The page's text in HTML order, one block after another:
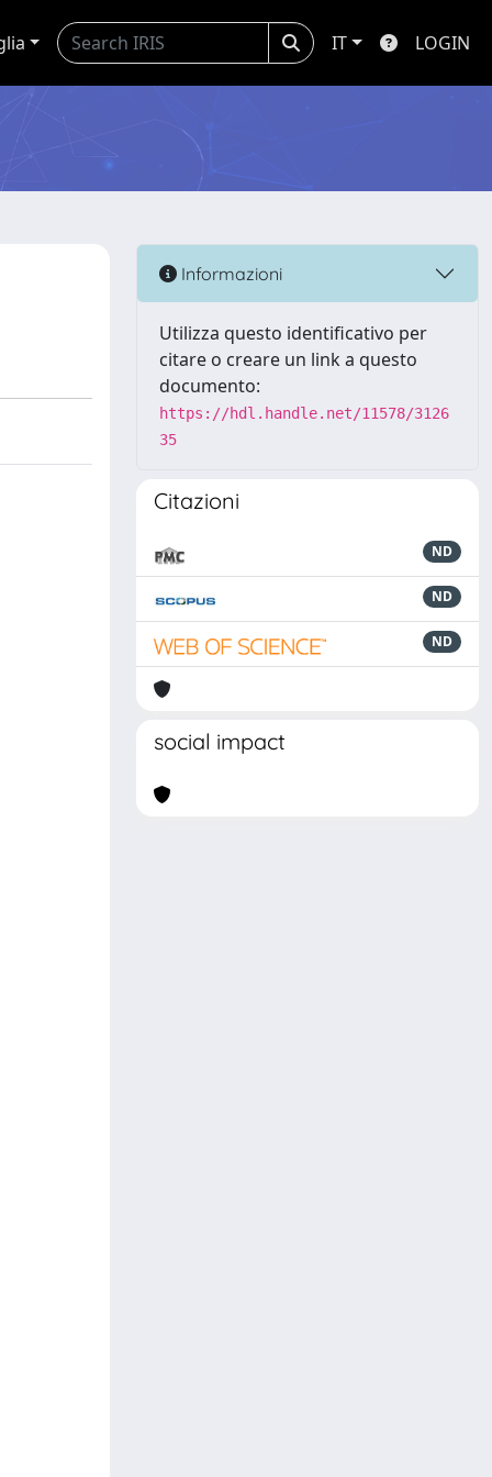
IT LOGIN
Informazioni
Utilizza questo identificativo per
citare o creare un link a questo
documento:
https://hdl.handle.net/11578/3126
35
Citazioni
ND
ND
ND
social impact